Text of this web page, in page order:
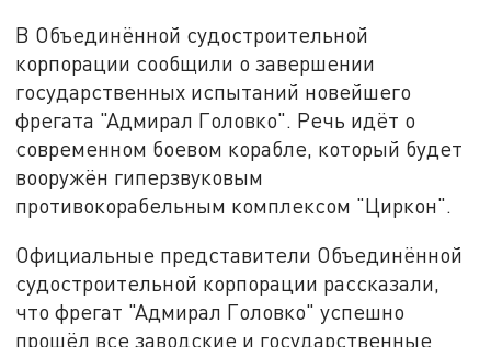
В Объединённой судостроительной
корпорации сообщили о завершении
государственных испытаний новейшего
фрегата "Адмирал Головко". Речь идёт о
современном боевом корабле, который будет
вооружён гиперзвуковым
противокорабельным комплексом "Циркон".
Официальные представители Объединённой
судостроительной корпорации рассказали,
что фрегат "Адмирал Головко" успешно
прошёл все заводские и государственные